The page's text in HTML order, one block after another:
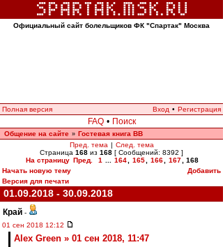
Официальный сайт болельщиков ФК "Спартак" Москва
Полная версия Вход • Регистрация
FAQ • Поиск
Общение на сайте » Гостевая книга ВВ
Пред. тема | След. тема
Страница 168 из 168 [ Сообщений: 8392 ]
На страницу Пред. 1 164 165 166 167
168
Начать новую тему
Добавить
Версия для печати
01.09.2018 - 30.09.2018
Край -
01 сен 2018 12:12
Alex Green » 01 сен 2018, 11:47